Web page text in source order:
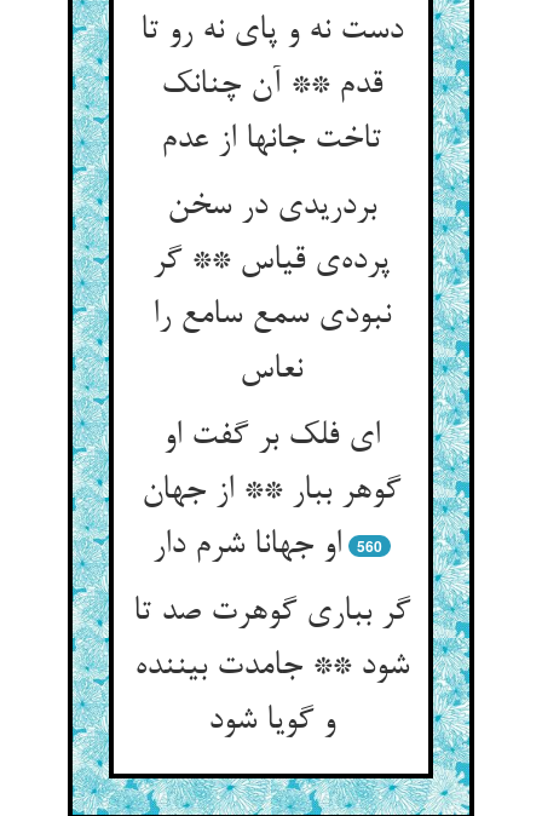
دست نه و پای نه رو تا
قدم ** آن چنانک
تاخت جانها از عدم
بردریدی در سخن
پرده‌ی قیاس ** گر
نبودی سمع سامع را
نعاس
ای فلک بر گفت او
گوهر ببار ** از جهان
او جهانا شرم دار
560
گر بباری گوهرت صد تا
شود ** جامدت بیننده
و گویا شود